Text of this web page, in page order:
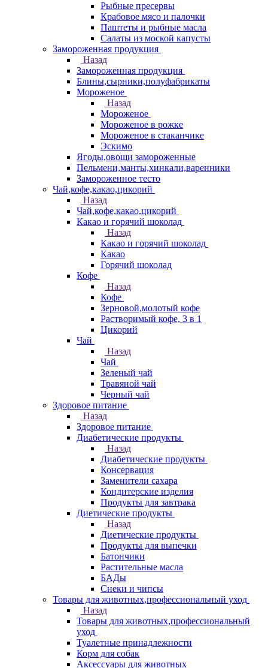
Рыбные пресервы
Крабовое мясо и палочки
Паштеты и рыбные масла
Салаты из моской капусты
Замороженная продукция
Назад
Замороженная продукция
Блины,сырники,полуфабрикаты
Мороженое
Назад
Мороженое
Мороженое в рожке
Мороженое в стаканчике
Эскимо
Ягоды,овощи замороженные
Пельмени,манты,хинкали,варенники
Замороженное тесто
Чай,кофе,какао,цикорий
Назад
Чай,кофе,какао,цикорий
Какао и горячий шоколад
Назад
Какао и горячий шоколад
Какао
Горячий шоколад
Кофе
Назад
Кофе
Зерновой,молотый кофе
Растворимый кофе, 3 в 1
Цикорий
Чай
Назад
Чай
Зеленый чай
Травяной чай
Черный чай
Здоровое питание
Назад
Здоровое питание
Диабетические продукты
Назад
Диабетические продукты
Консервация
Заменители сахара
Кондитерские изделия
Продукты для завтрака
Диетические продукты
Назад
Диетические продукты
Продукты для выпечки
Батончики
Растительные масла
БАДы
Снеки и чипсы
Товары для животных,профессиональный уход
Назад
Товары для животных,профессиональный
уход
Туалетные принадлежности
Корм для собак
Аксессуары для животных